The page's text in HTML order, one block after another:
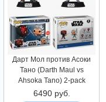
Дарт Мол против Асоки
Тано (Darth Maul vs
Ahsoka Tano) 2-pack
6490 руб.